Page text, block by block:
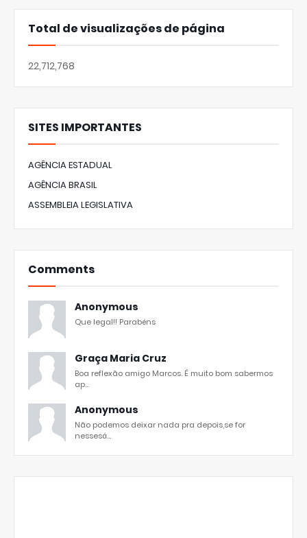
Total de visualizações de página
22,712,768
SITES IMPORTANTES
AGÊNCIA ESTADUAL
AGÊNCIA BRASIL
ASSEMBLEIA LEGISLATIVA
Comments
Anonymous
Que legal!! Parabéns
Graça Maria Cruz
Boa reflexão amigo Marcos. É muito bom sabermos
ap...
Anonymous
Não podemos deixar nada pra depois,se for
nessesá...